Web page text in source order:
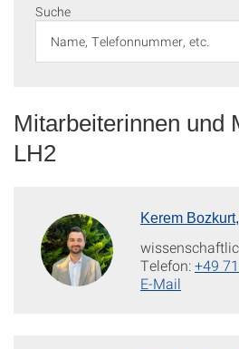
Suche
Mitarbeiterinnen und
LH2
Kerem
Telefon:+49
E-Mail